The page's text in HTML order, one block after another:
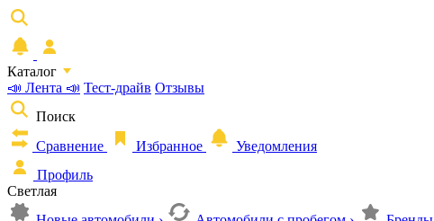
Каталог
📣 Лента 📣 Тест-драйв Отзывы
Поиск
Сравнение
Избранное
Уведомления
Профиль
Светлая